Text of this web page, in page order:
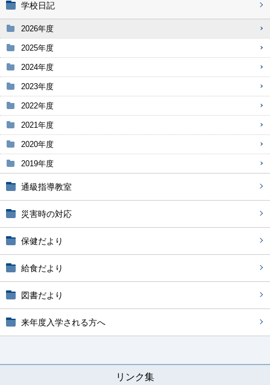
学校日記
2026年度
2025年度
2024年度
2023年度
2022年度
2021年度
2020年度
2019年度
通級指導教室
災害時の対応
保健だより
給食だより
図書だより
来年度入学される方へ
リンク集